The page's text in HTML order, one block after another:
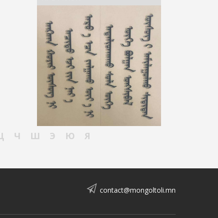
Ч Ш Э Ю Я
contact@mongoltoli.mn